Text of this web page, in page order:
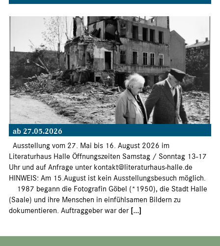
ab 27.05.2026
Ausstellung vom 27. Mai bis 16. August 2026 im
Literaturhaus Halle Öffnungszeiten Samstag / Sonntag 13-17
Uhr und auf Anfrage unter kontakt@literaturhaus-halle.de
HINWEIS: Am 15.August ist kein Ausstellungsbesuch möglich.
1987 begann die Fotografin Göbel (*1950), die Stadt Halle
(Saale) und ihre Menschen in einfühlsamen Bildern zu
dokumentieren. Auftraggeber war der [...]